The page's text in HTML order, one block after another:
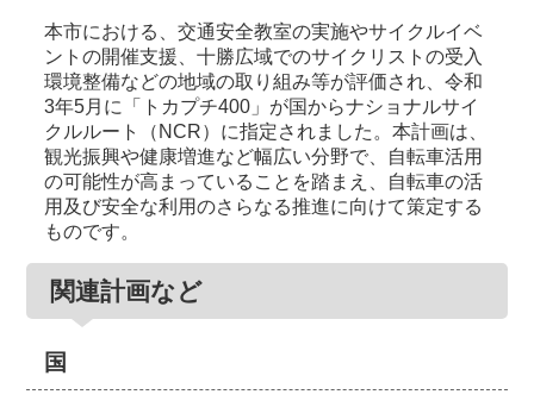
本市における、交通安全教室の実施やサイクルイベ
ントの開催支援、十勝広域でのサイクリストの受入
環境整備などの地域の取り組み等が評価され、令和
3年5月に「トカプチ400」が国からナショナルサイ
クルルート（NCR）に指定されました。本計画は、
観光振興や健康増進など幅広い分野で、自転車活用
の可能性が高まっていることを踏まえ、自転車の活
用及び安全な利用のさらなる推進に向けて策定する
ものです。
関連計画など
国